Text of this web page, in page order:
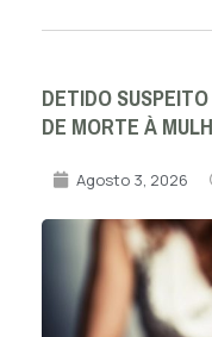
DETIDO
DE MORTE À
Agosto 3, 2026